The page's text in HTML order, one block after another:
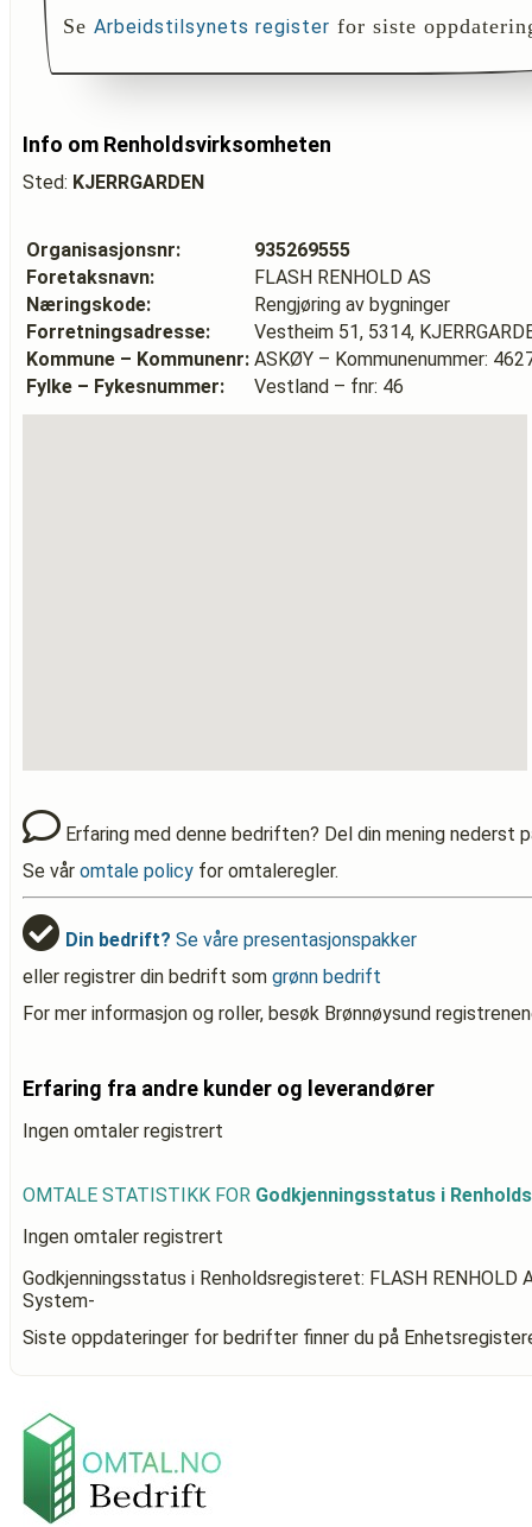
Se Arbeidstilsynets register for siste
Info om Renholdsvirksomheten
Sted: KJERRGARDEN
Organisasjonsnr:
935269555
Foretaksnavn:
FLASH RENHOLD AS
Næringskode:
Rengjøring av bygninger
Forretningsadresse:
Vestheim 51, 5314,
Kommune – Kommunenr: ASKØY – Kommunenummer:
Fylke – Fykesnummer:
Vestland – fnr: 46
Erfaring med denne bedriften? Del din mening nederst
Se vår omtale policy for omtaleregler.
Din bedrift? Se våre presentasjonspakker
eller registrer din bedrift som grønn bedrift
For mer informasjon og roller, besøk Brønnøysund
Erfaring fra andre kunder og leverandører
Ingen omtaler registrert
OMTALE STATISTIKK FOR Godkjenningsstatus i
Ingen omtaler registrert
Godkjenningsstatus i Renholdsregisteret: FLASH RENHOLD
System-
Siste oppdateringer for bedrifter finner du på